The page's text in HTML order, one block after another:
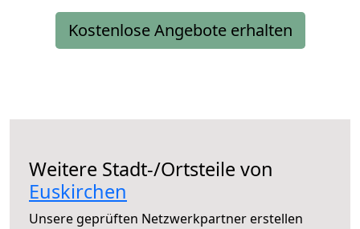
Kostenlose Angebote erhalten
Weitere Stadt-/Ortsteile von
Euskirchen
Unsere geprüften Netzwerkpartner erstellen